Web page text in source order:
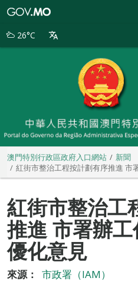
別
26°C
澳門特別行政區政府入口網站
新聞
紅街市整治工程按計劃有序推進 市
紅街市整治工
推進 市署辦
優化意見
來源：
市政署（IAM）